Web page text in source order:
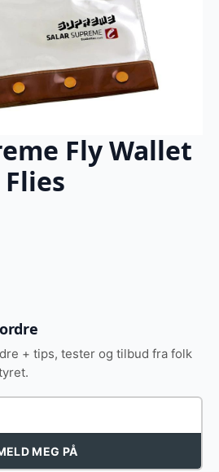
Fly Wallet
+ tips, tester og tilbud fra folk
MEG PÅ